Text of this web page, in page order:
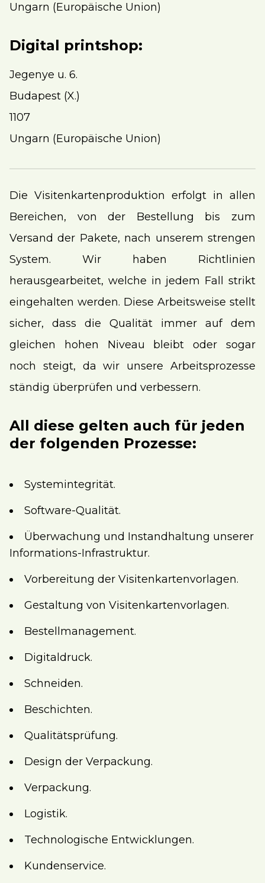
Ungarn (Europäische Union)
Digital printshop:
Jegenye u. 6.
Budapest (X.)
1107
Ungarn (Europäische Union)
Die Visitenkartenproduktion erfolgt in allen
Bereichen, von der Bestellung bis zum
Versand der Pakete, nach unserem strengen
System. Wir haben Richtlinien
herausgearbeitet, welche in jedem Fall strikt
eingehalten werden. Diese Arbeitsweise stellt
sicher, dass die Qualität immer auf dem
gleichen hohen Niveau bleibt oder sogar
noch steigt, da wir unsere Arbeitsprozesse
ständig überprüfen und verbessern.
All diese gelten auch für jeden
der folgenden Prozesse:
Systemintegrität.
Software-Qualität.
Überwachung und Instandhaltung unserer
Informations-Infrastruktur.
Vorbereitung der Visitenkartenvorlagen.
Gestaltung von Visitenkartenvorlagen.
Bestellmanagement.
Digitaldruck.
Schneiden.
Beschichten.
Qualitätsprüfung.
Design der Verpackung.
Verpackung.
Logistik.
Technologische Entwicklungen.
Kundenservice.